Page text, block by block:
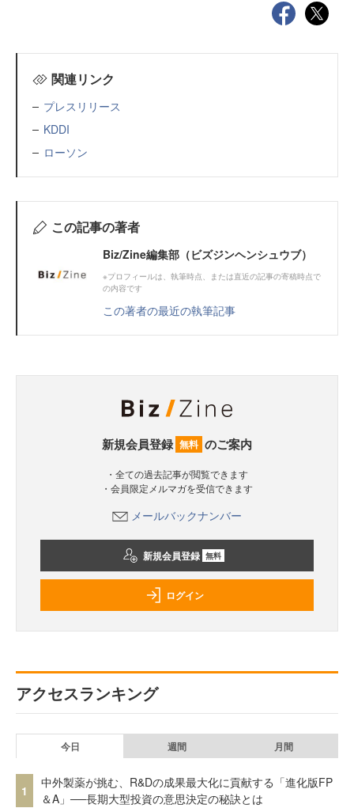
関連リンク
プレスリリース
KDDI
ローソン
この記事の著者
Biz/Zine編集部（ビズジンヘンシュウブ）
※プロフィールは、執筆時点、または直近の記事の寄稿時点で
の内容です
この著者の最近の執筆記事
新規会員登録 無料 のご案内
・全ての過去記事が閲覧できます
・会員限定メルマガを受信できます
メールバックナンバー
新規会員登録 無料
ログイン
アクセスランキング
今日 週間 月間
1
中外製薬が挑む、R&Dの成果最大化に貢献する「進化版FP
＆A」──長期大型投資の意思決定の秘訣とは